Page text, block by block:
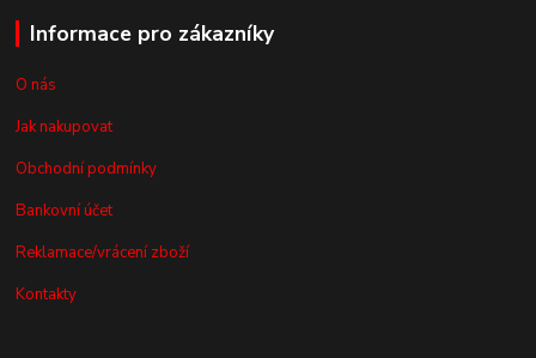
Informace pro zákazníky
O nás
Jak nakupovat
Obchodní podmínky
Bankovní účet
Reklamace/vrácení zboží
Kontakty